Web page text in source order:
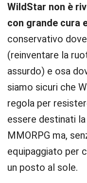
WildStar non è
con grande cura
conservativo
(reinventare la
assurdo) e osa
siamo sicuri che
regola per
essere destinati
MMORPG ma,
equipaggiato per
un posto al sole.